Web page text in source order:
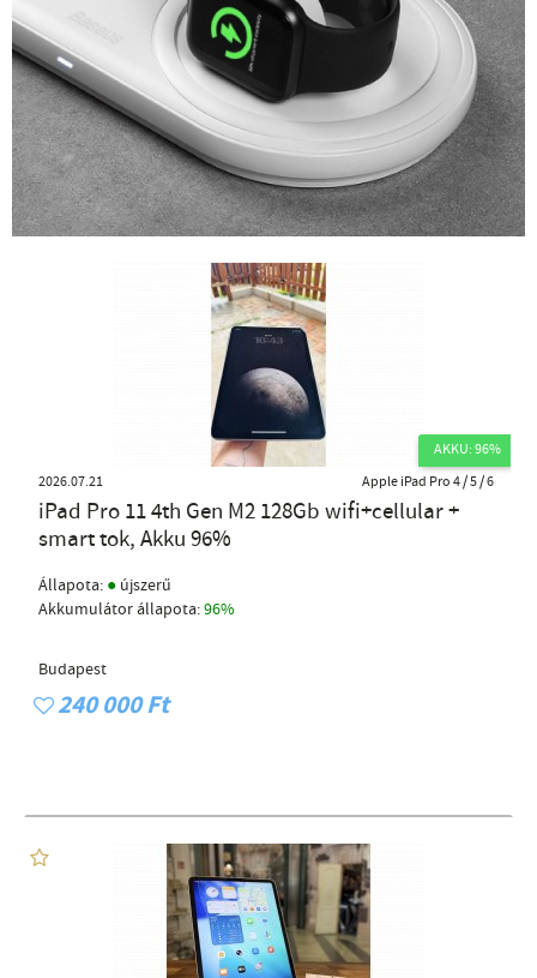
AKKU: 96%
2026.07.21
Apple iPad Pro 4 / 5 / 6
iPad Pro 11 4th Gen M2 128Gb wifi+cellular +
smart tok, Akku 96%
Állapota: ● újszerű
Akkumulátor állapota:96%
Budapest
240 000 Ft